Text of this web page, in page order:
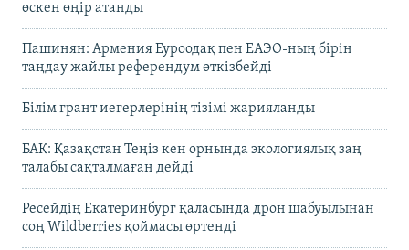
өскен өңір атанды
Пашинян: Армения Еуроодақ пен ЕАЭО-ның бірін
таңдау жайлы референдум өткізбейді
Білім грант иегерлерінің тізімі жарияланды
БАҚ: Қазақстан Теңіз кен орнында экологиялық заң
талабы сақталмаған дейді
Ресейдің Екатеринбург қаласында дрон шабуылынан
соң Wildberries қоймасы өртенді